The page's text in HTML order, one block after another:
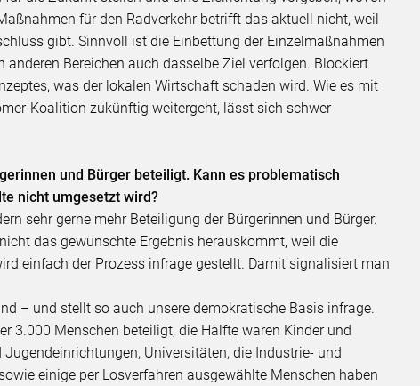
für den Radverkehr betrifft das aktuell nicht, weil
gibt. Sinnvoll ist die Einbettung der Einzelmaßnahmen
Bereichen auch dasselbe Ziel verfolgen. Blockiert
was der lokalen Wirtschaft schaden wird. Wie es mit
Koalition zukünftig weitergeht, lässt sich schwer
und Bürger beteiligt. Kann es problematisch
nicht umgesetzt wird?
sehr gerne mehr Beteiligung der Bürgerinnen und Bürger.
das gewünschte Ergebnis herauskommt, weil die
einfach der Prozess infrage gestellt. Damit signalisiert man
– und stellt so auch unsere demokratische Basis infrage.
3.000 Menschen beteiligt, die Hälfte waren Kinder und
Universitäten, die Industrie- und
einige per Losverfahren ausgewählte Menschen haben